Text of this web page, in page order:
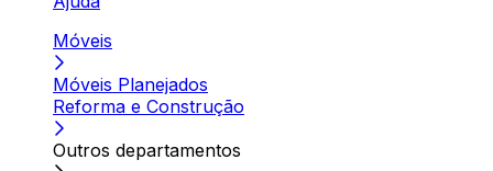
Móveis
Móveis Planejados
Reforma e Construção
Outros departamentos